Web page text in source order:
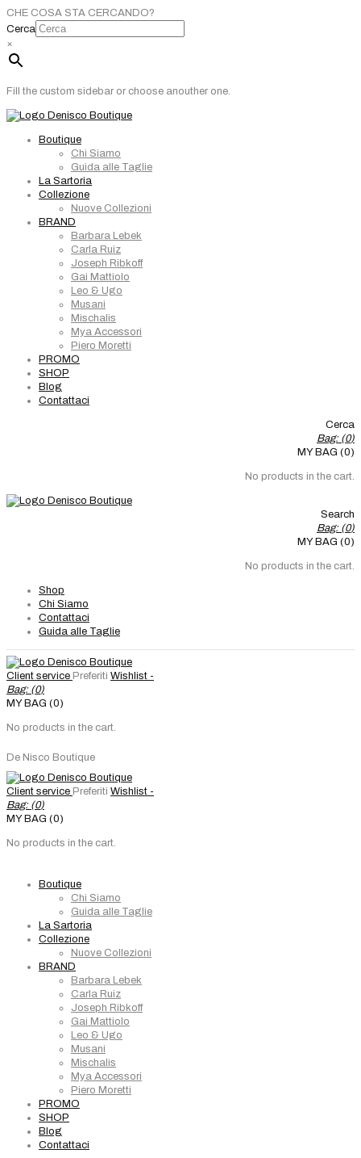
CHE COSA STA CERCANDO?
Cerca
×
Fill the custom sidebar or choose anouther one.
Boutique
Chi Siamo
Guida alle Taglie
La Sartoria
Collezione
Nuove Collezioni
BRAND
Barbara Lebek
Carla Ruiz
Joseph Ribkoff
Gai Mattiolo
Leo & Ugo
Musani
Mischalis
Mya Accessori
Piero Moretti
PROMO
SHOP
Blog
Contattaci
Cerca
Bag: (0)
MY BAG (0)
No products in the cart.
Search
Bag: (0)
MY BAG (0)
No products in the cart.
Shop
Chi Siamo
Contattaci
Guida alle Taglie
Client service Preferiti Wishlist -
Bag: (0)
MY BAG (0)
No products in the cart.
De Nisco Boutique
Client service Preferiti Wishlist -
Bag: (0)
MY BAG (0)
No products in the cart.
Boutique
Chi Siamo
Guida alle Taglie
La Sartoria
Collezione
Nuove Collezioni
BRAND
Barbara Lebek
Carla Ruiz
Joseph Ribkoff
Gai Mattiolo
Leo & Ugo
Musani
Mischalis
Mya Accessori
Piero Moretti
PROMO
SHOP
Blog
Contattaci